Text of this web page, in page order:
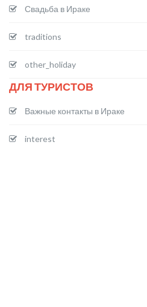
Свадьба в Ираке
traditions
other_holiday
ДЛЯ ТУРИСТОВ
Важные контакты в Ираке
interest